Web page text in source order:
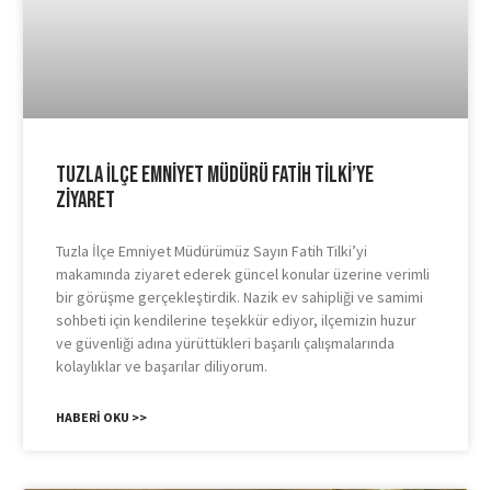
Tuzla İlçe Emniyet Müdürü Fatih Tilki’ye
Ziyaret
Tuzla İlçe Emniyet Müdürümüz Sayın Fatih Tilki’yi
makamında ziyaret ederek güncel konular üzerine verimli
bir görüşme gerçekleştirdik. Nazik ev sahipliği ve samimi
sohbeti için kendilerine teşekkür ediyor, ilçemizin huzur
ve güvenliği adına yürüttükleri başarılı çalışmalarında
kolaylıklar ve başarılar diliyorum.
HABERI OKU >>